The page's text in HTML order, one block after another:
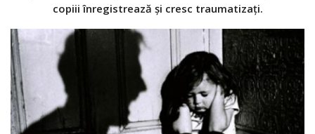
copiii înregistrează şi cresc traumatizaţi.